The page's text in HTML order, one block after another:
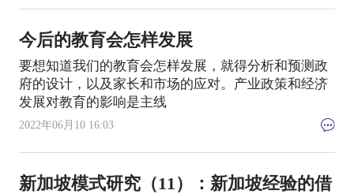
今后的教育会怎样发展
要想知道我们的教育会怎样发展，就得分析和预测政
府的设计，以及家长和市场的应对。产业政策和经济
发展对教育的影响是主线
2022年06月10 16:03
新加坡模式研究（11）：新加坡经验的借